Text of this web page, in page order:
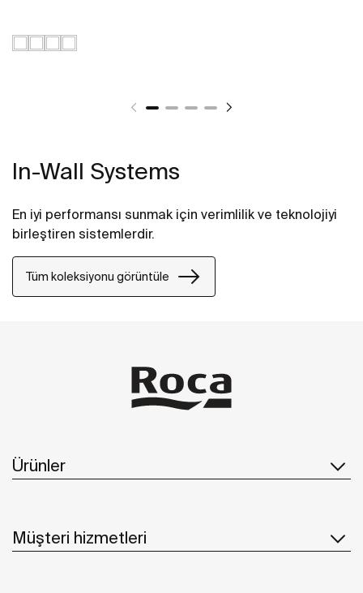
In-Wall Systems
En iyi performansı sunmak için verimlilik ve teknolojiyi
birleştiren sistemlerdir.
Tüm koleksiyonu görüntüle
Ürünler
Müşteri hizmetleri